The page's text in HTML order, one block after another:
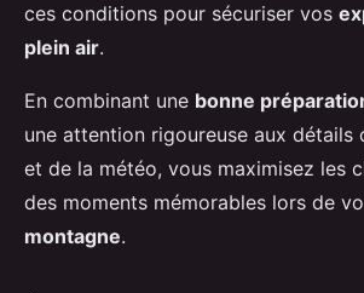
ces conditions pour sécuriser vos
plein air.
En combinant une bonne
une attention rigoureuse aux détails
et de la météo, vous maximisez les
des moments mémorables lors de
montagne.